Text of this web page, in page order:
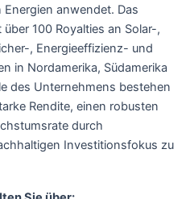
anwendet. Das
100 Royalties an Solar-,
, Energieeffizienz- und
in Nordamerika, Südamerika
des Unternehmens bestehen
Rendite, einen robusten
durch
Investitionsfokus zu